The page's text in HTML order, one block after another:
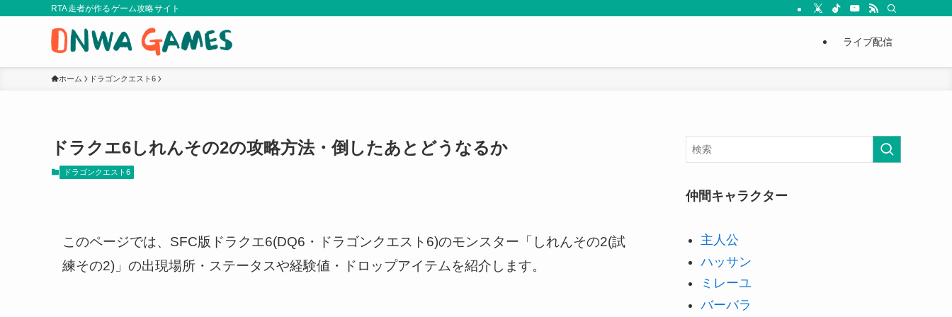
RTA走者が作るゲーム攻略サイト
ライブ配信
ホーム ドラゴンクエスト6
ドラクエ6しれんその2の攻略方法・倒したあとどうなるか
ドラゴンクエスト6
このページでは、SFC版ドラクエ6(DQ6・ドラゴンクエスト6)のモンスター「しれんその2(試
練その2)」の出現場所・ステータスや経験値・ドロップアイテムを紹介します。
仲間キャラクター
主人公
ハッサン
ミレーユ
バーバラ